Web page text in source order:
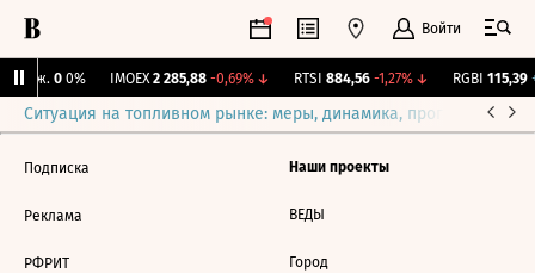
Войти
Бирж. 0 0% IMOEX 2 285,88 -0,69%↓ RTSI 884,56 -1,27%↓ RGBI 115,39
Ситуация на топливном рынке: меры, динамика, прогнозы
Подписка
Реклама
РФРИТ
Наши проекты
ВЕДЫ
Город